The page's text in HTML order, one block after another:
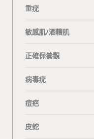
垂疣
敏感肌/酒糟肌
正確保養觀
病毒疣
痘疤
皮蛇